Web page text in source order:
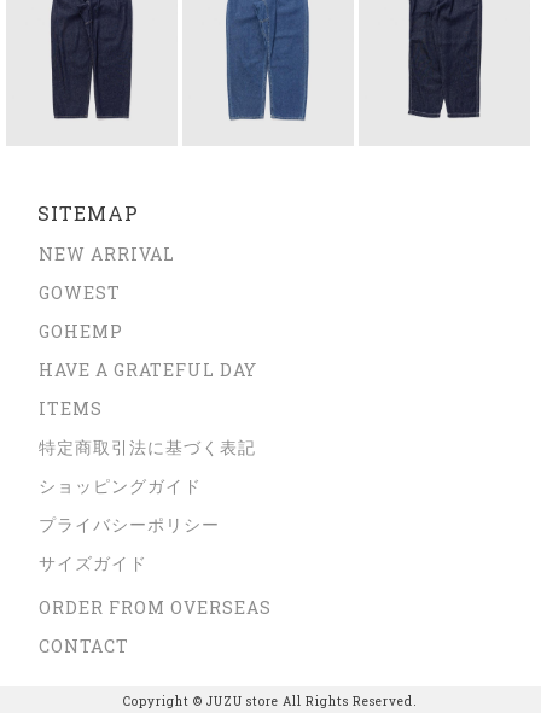
SITEMAP
NEW ARRIVAL
GOWEST
GOHEMP
HAVE A GRATEFUL DAY
ITEMS
特定商取引法に基づく表記
ショッピングガイド
プライバシーポリシー
サイズガイド
ORDER FROM OVERSEAS
CONTACT
Copyright © JUZU store All Rights Reserved.